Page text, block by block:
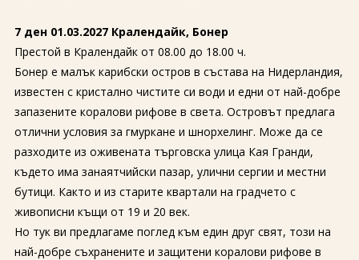
7 ден 01.03.2027 Кралендайк, Бонер
Престой в Кралендайк от 08.00 до 18.00 ч.
Бонер е малък карибски остров в състава на Нидерландия,
известен с кристално чистите си води и едни от най-добре
запазените коралови рифове в света. Островът предлага
отлични условия за гмуркане и шнорхелинг. Може да се
разходите из оживената търговска улица Кая Гранди,
където има занаятчийски пазар, улични сергии и местни
бутици. Както и из старите квартали на градчето с
живописни къщи от 19 и 20 век.
Но тук ви предлагаме поглед към един друг свят, този на
най-добре съхранените и защитени коралови рифове в